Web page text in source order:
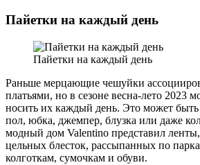
Пайетки на каждый день
Пайетки на каждый день
Раньше мерцающие чешуйки
платьями, но в сезоне весна-лето 2023
носить их каждый день. Это может быть
пол, юбка, джемпер, блузка или даже
модный дом Valentino представил
цельных блесток, рассыпанных по
колготкам, сумочкам и обуви.